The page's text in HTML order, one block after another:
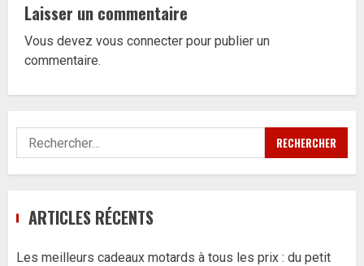
Laisser un commentaire
Vous devez vous connecter pour publier un
commentaire.
Rechercher :
ARTICLES RÉCENTS
Les meilleurs cadeaux motards à tous les prix : du petit